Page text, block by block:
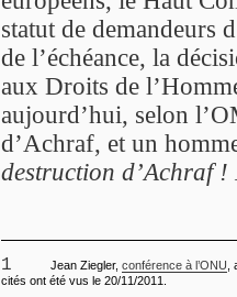
statut de demandeurs
de l’échéance, la
aux Droits de
aujourd’hui, selon
d’Achraf, et un
destruction d’Achraf
1 Jean Ziegler, conférence à l’ONU
cités ont été vus le 20/11/2011.